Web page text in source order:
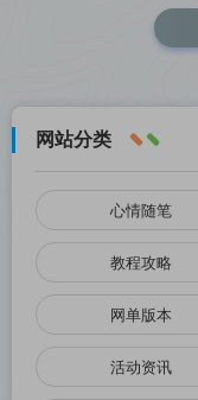
网站分类
心情随笔
教程攻略
网单版本
活动资讯